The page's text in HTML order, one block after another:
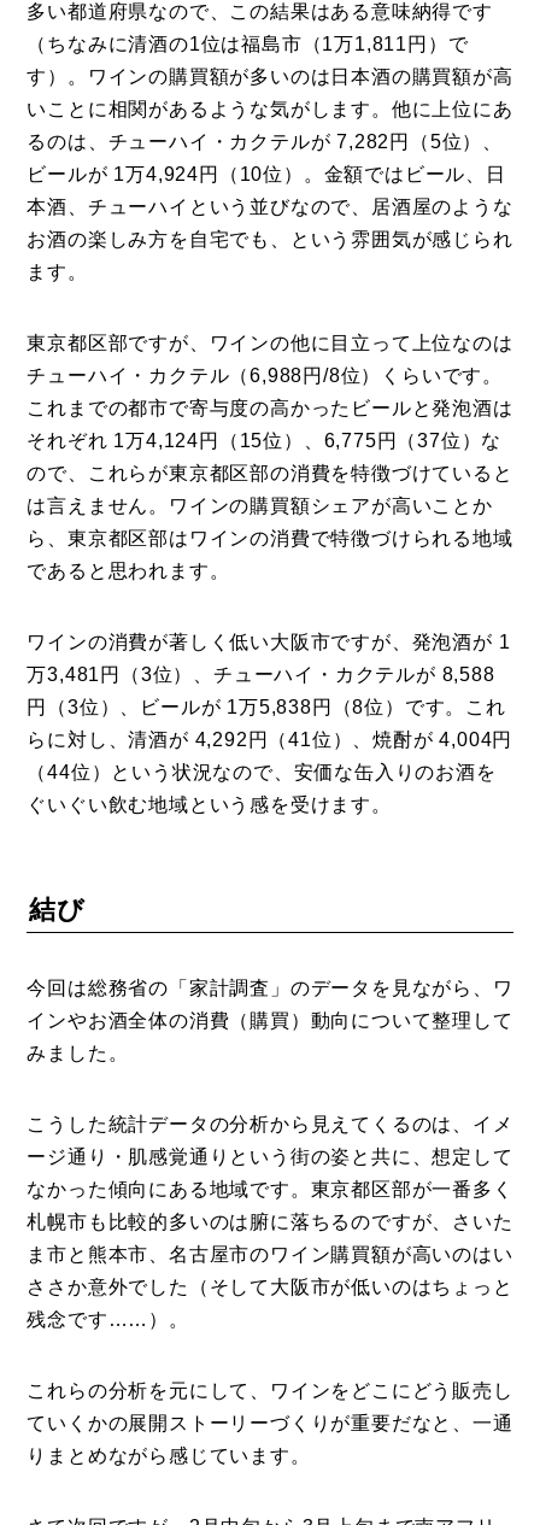
多い都道府県なので、この結果はある意味納得です
（ちなみに清酒の1位は福島市（1万1,811円）で
す）。ワインの購買額が多いのは日本酒の購買額が高
いことに相関があるような気がします。他に上位にあ
るのは、チューハイ・カクテルが 7,282円（5位）、
ビールが 1万4,924円（10位）。金額ではビール、日
本酒、チューハイという並びなので、居酒屋のような
お酒の楽しみ方を自宅でも、という雰囲気が感じられ
ます。
東京都区部ですが、ワインの他に目立って上位なのは
チューハイ・カクテル（6,988円/8位）くらいです。
これまでの都市で寄与度の高かったビールと発泡酒は
それぞれ 1万4,124円（15位）、6,775円（37位）な
ので、これらが東京都区部の消費を特徴づけていると
は言えません。ワインの購買額シェアが高いことか
ら、東京都区部はワインの消費で特徴づけられる地域
であると思われます。
ワインの消費が著しく低い大阪市ですが、発泡酒が 1
万3,481円（3位）、チューハイ・カクテルが 8,588
円（3位）、ビールが 1万5,838円（8位）です。これ
らに対し、清酒が 4,292円（41位）、焼酎が 4,004円
（44位）という状況なので、安価な缶入りのお酒を
ぐいぐい飲む地域という感を受けます。
結び
今回は総務省の「家計調査」のデータを見ながら、ワ
インやお酒全体の消費（購買）動向について整理して
みました。
こうした統計データの分析から見えてくるのは、イメ
ージ通り・肌感覚通りという街の姿と共に、想定して
なかった傾向にある地域です。東京都区部が一番多く
札幌市も比較的多いのは腑に落ちるのですが、さいた
ま市と熊本市、名古屋市のワイン購買額が高いのはい
ささか意外でした（そして大阪市が低いのはちょっと
残念です……）。
これらの分析を元にして、ワインをどこにどう販売し
ていくかの展開ストーリーづくりが重要だなと、一通
りまとめながら感じています。